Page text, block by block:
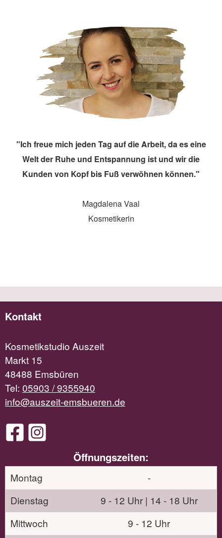
"Ich freue mich jeden Tag auf die Arbeit, da es eine
Welt der Ruhe und Entspannung ist und wir die
Kunden von Kopf bis Fuß verwöhnen können."
Magdalena Vaal
Kosmetikerin
Kontakt
Kosmetikstudio Auszeit
Markt 15
48488 Emsbüren
Tel: 05903 / 9355940
info@auszeit-emsbueren.de
Öffnungszeiten:
Montag
-
Dienstag
9 - 12 Uhr | 14 - 18 Uhr
Mittwoch
9 - 12 Uhr